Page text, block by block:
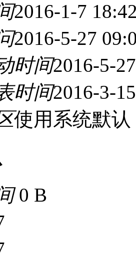
2016-1-7
2016-5-27
时间2016-5-
时间2016-3-
使用系统默认
0 B